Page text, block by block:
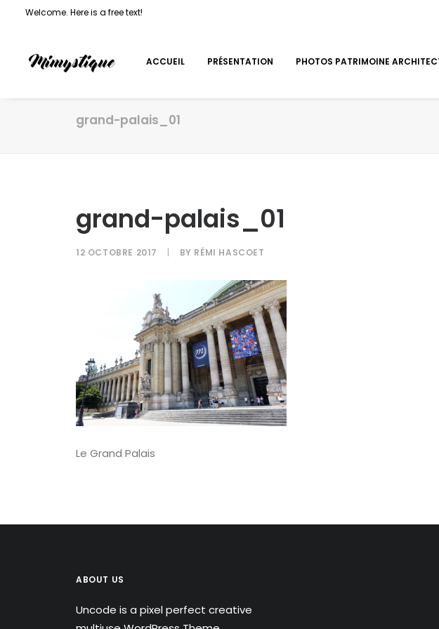
Welcome. Here is a free text!
ACCUEIL PRÉSENTATION PHOTOS PATRIMOINE
grand-palais_01
grand-palais_01
12 OCTOBRE 2017 | BY RÉMI HASCOET
Le Grand Palais
ABOUT US
Uncode is a pixel perfect creative